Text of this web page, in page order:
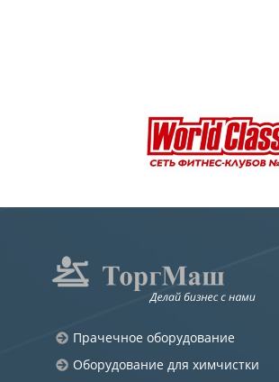
Прачечное оборудование
Оборудование для химчистки